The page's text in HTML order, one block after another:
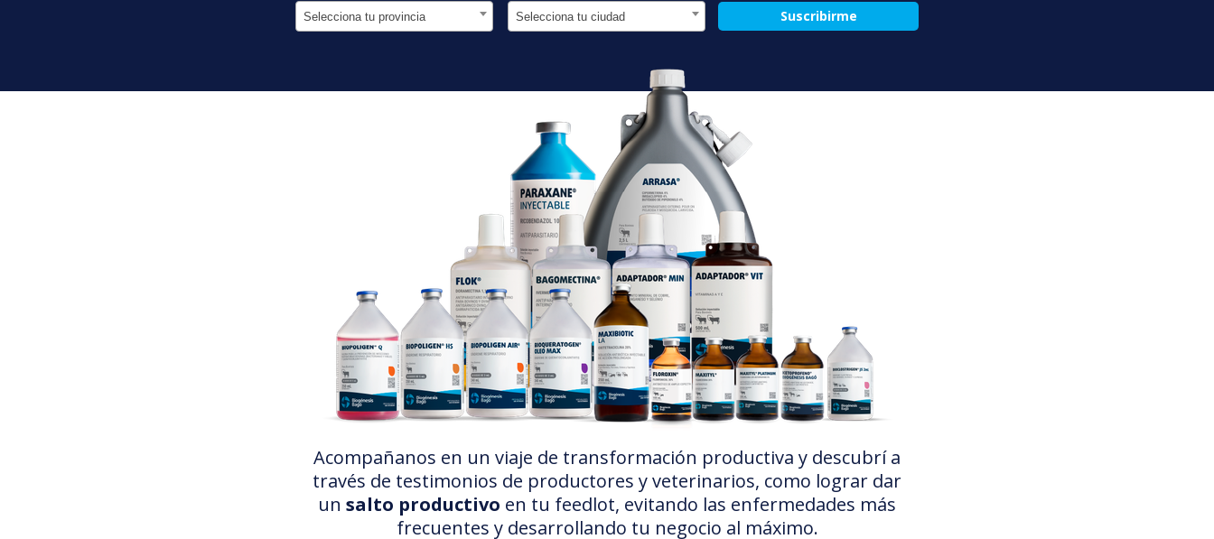
Acompañanos en un viaje de transformación productiva y descubrí a
través de testimonios de productores y veterinarios, como lograr dar
un salto productivo en tu feedlot, evitando las enfermedades más
frecuentes y desarrollando tu negocio al máximo.
Selecciona tu provincia Selecciona tu ciudad Suscribirme